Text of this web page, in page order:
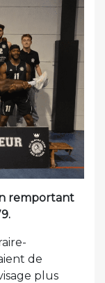
remportant
de
plus